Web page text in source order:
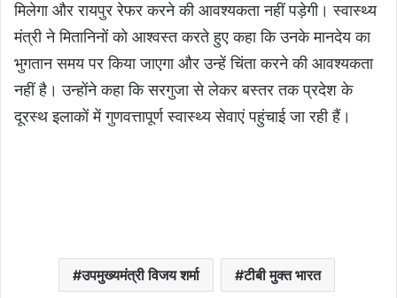
मिलेगा और रायपुर रेफर करने की आवश्यकता नहीं पड़ेगी। स्वास्थ्य
मंत्री ने मितानिनों को आश्वस्त करते हुए कहा कि उनके मानदेय का
भुगतान समय पर किया जाएगा और उन्हें चिंता करने की आवश्यकता
नहीं है। उन्होंने कहा कि सरगुजा से लेकर बस्तर तक प्रदेश के
दूरस्थ इलाकों में गुणवत्तापूर्ण स्वास्थ्य सेवाएं पहुंचाई जा रही हैं।
उपमुख्यमंत्री विजय शर्मा टीबी मुक्त भारत